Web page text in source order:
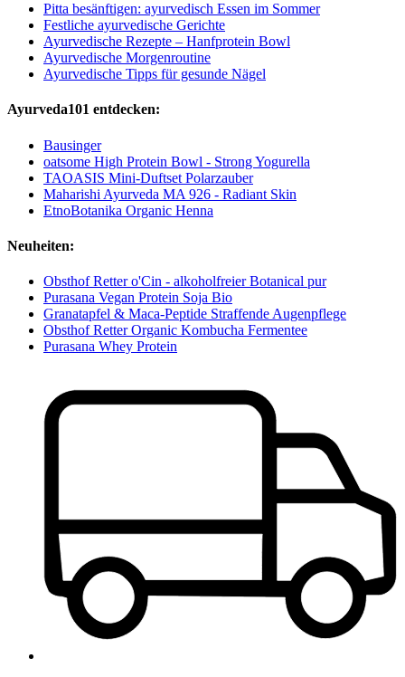
Pitta besänftigen: ayurvedisch Essen im Sommer
Festliche ayurvedische Gerichte
Ayurvedische Rezepte – Hanfprotein Bowl
Ayurvedische Morgenroutine
Ayurvedische Tipps für gesunde Nägel
Ayurveda101 entdecken:
Bausinger
oatsome High Protein Bowl - Strong Yogurella
TAOASIS Mini-Duftset Polarzauber
Maharishi Ayurveda MA 926 - Radiant Skin
EtnoBotanika Organic Henna
Neuheiten:
Obsthof Retter o'Cin - alkoholfreier Botanical pur
Purasana Vegan Protein Soja Bio
Granatapfel & Maca-Peptide Straffende Augenpflege
Obsthof Retter Organic Kombucha Fermentee
Purasana Whey Protein